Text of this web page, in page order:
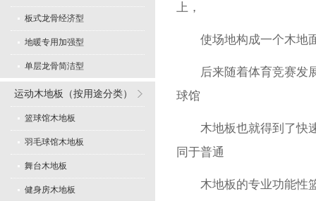
板式龙骨经济型
地暖专用加强型
单层龙骨简洁型
运动木地板（按用途分类）
篮球馆木地板
羽毛球馆木地板
舞台木地板
健身房木地板
LVL型比赛结构
板式龙骨经济训练型
上，
使场地构成一个木地面
后来随着体育竞赛发展
球馆
木地板也就得到了快速
同于普通
木地板的专业功能性篮